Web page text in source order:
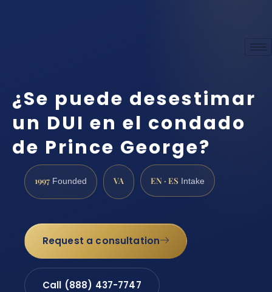
¿Se puede desestimar
un DUI en el condado
de Prince George?
1997 Founded VA EN · ES Intake
Request a consultation
Call (888) 437-7747